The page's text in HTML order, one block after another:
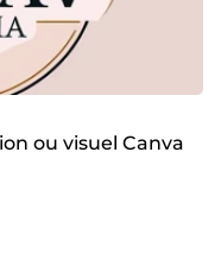
ou visuel Canva